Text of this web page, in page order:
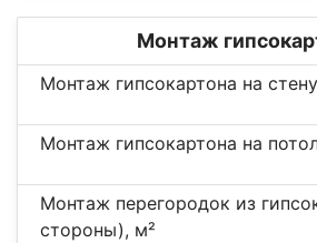
Монтаж
Монтаж гипсокартона на
Монтаж гипсокартона на
Монтаж перегородок из
стороны), м²